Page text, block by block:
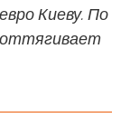
Киеву. По